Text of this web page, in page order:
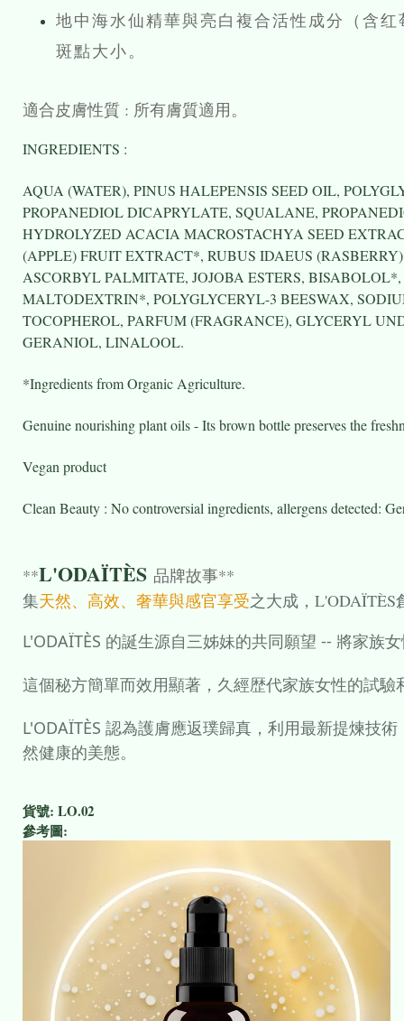
地中海水仙精華與亮白複合活性成分（含
斑點大小。
適合皮膚性質 : 所有膚質適用。
INGREDIENTS :
AQUA (WATER), PINUS HALEPENSIS SEED OIL,
PROPANEDIOL DICAPRYLATE, SQUALANE,
HYDROLYZED ACACIA MACROSTACHYA SEED
(APPLE) FRUIT EXTRACT*, RUBUS IDAEUS
ASCORBYL PALMITATE, JOJOBA ESTERS,
MALTODEXTRIN*, POLYGLYCERYL-3 BEESWAX,
TOCOPHEROL, PARFUM (FRAGRANCE), GLYCERYL
GERANIOL, LINALOOL.
*Ingredients from Organic Agriculture.
Genuine nourishing plant oils - Its brown bottle preserves the
Vegan product
Clean Beauty : No controversial ingredients, allergens detected:
**L'ODAÏTÈS 品牌故事**
集天然、高效、奢華與感官享受之大成，
L'ODAÏTÈS 的誕生源自三姊妹的共同願望 -- 將家族
這個秘方簡單而效用顯著，久經歴代家族女性的試驗
L'ODAÏTÈS 認為護膚應返璞歸真，利用最新提煉技
然健康的美態。
貨號: LO.02
參考圖: